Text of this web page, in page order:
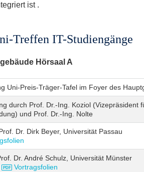
ist .
Treffen IT-Studiengänge
Hörsaal A
Uni-Preis-Träger-Tafel im Foyer des
durch Prof. Dr.-Ing. Koziol (Vizepräsident
und Prof. Dr.-Ing. Nolte
Dr. Dirk Beyer, Universität Passau
Dr. André Schulz, Universität Münster
Vortragsfolien